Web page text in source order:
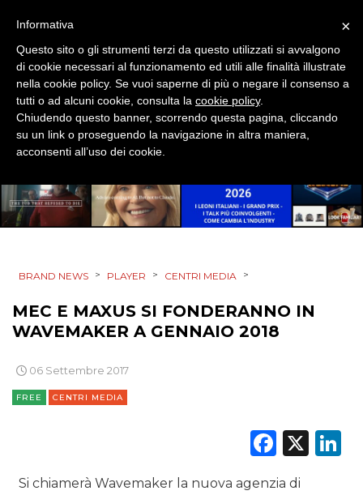
EDITORIA
ESTERNA
RADIO / AUDIO
TV
DATI
RICERCHE
NORMATIVE
BRAND NEWS > PLAYER > CENTRI MEDIA >
MEC E MAXUS SI FONDERANNO IN
WAVEMAKER A GENNAIO 2018
06 Settembre 2017
FREE CENTRI MEDIA
X
Si chiamerà Wavemaker la nuova agenzia di
×
Informativa
Questo sito o gli strumenti terzi da questo utilizzati si avvalgono
di cookie necessari al funzionamento ed utili alle finalità illustrate
nella cookie policy. Se vuoi saperne di più o negare il consenso a
tutti o ad alcuni cookie, consulta la cookie policy.
Chiudendo questo banner, scorrendo questa pagina, cliccando
su un link o proseguendo la navigazione in altra maniera,
acconsenti all’uso dei cookie.